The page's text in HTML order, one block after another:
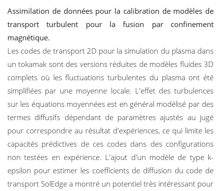
Assimilation de données pour la calibration de modèles de
transport turbulent pour la fusion par conﬁnement
magnétique.
Les codes de transport 2D pour la simulation du plasma dans
un tokamak sont des versions réduites de modèles ﬂuides 3D
complets où les ﬂuctuations turbulentes du plasma ont été
simpliﬁées par une moyenne locale. L'effet des turbulences
sur les équations moyennées est en général modélisé par des
termes diffusifs dépendant de paramètres ajustés au jugé
pour correspondre au résultat d'expériences, ce qui limite les
capacités prédictives de ces codes dans des conﬁgurations
non testées en expérience. L'ajout d'un modèle de type k-
epsilon pour estimer les coefficients de diffusion du code de
transport SolEdge a montré un potentiel très intéressant pour